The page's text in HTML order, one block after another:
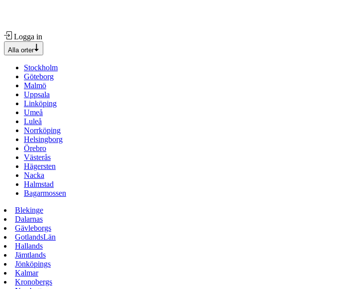
Logga in
Alla orter
Stockholm
Göteborg
Malmö
Uppsala
Linköping
Umeå
Luleå
Norrköping
Helsingborg
Örebro
Västerås
Hägersten
Nacka
Halmstad
Bagarmossen
Blekinge
Dalarnas
Gävleborgs
GotlandsLän
Hallands
Jämtlands
Jönköpings
Kalmar
Kronobergs